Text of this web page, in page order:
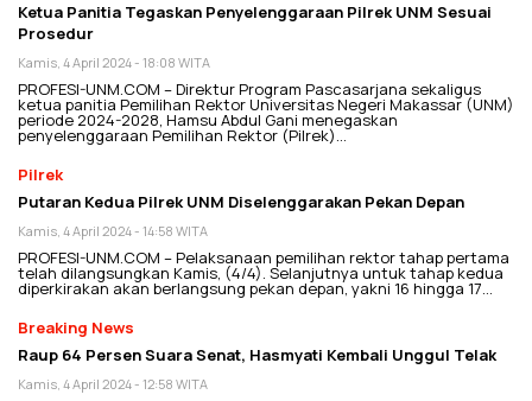
Ketua Panitia Tegaskan Penyelenggaraan Pilrek UNM Sesuai
Prosedur
Kamis, 4 April 2024 - 18:08 WITA
PROFESI-UNM.COM – Direktur Program Pascasarjana sekaligus
ketua panitia Pemilihan Rektor Universitas Negeri Makassar (UNM)
periode 2024-2028, Hamsu Abdul Gani menegaskan
penyelenggaraan Pemilihan Rektor (Pilrek)…
Pilrek
Putaran Kedua Pilrek UNM Diselenggarakan Pekan Depan
Kamis, 4 April 2024 - 14:58 WITA
PROFESI-UNM.COM – Pelaksanaan pemilihan rektor tahap pertama
telah dilangsungkan Kamis, (4/4). Selanjutnya untuk tahap kedua
diperkirakan akan berlangsung pekan depan, yakni 16 hingga 17…
Breaking News
Raup 64 Persen Suara Senat, Hasmyati Kembali Unggul Telak
Kamis, 4 April 2024 - 12:58 WITA